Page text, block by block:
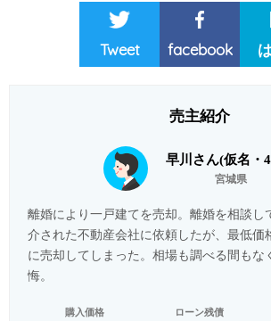
Tweet facebook
売主紹介
早川さん(仮名・
宮城県
離婚により一戸建てを売却。離婚を相談し
介された不動産会社に依頼したが、最低価
に売却してしまった。相場も調べる間もな
悔。
購入価格 ローン残債